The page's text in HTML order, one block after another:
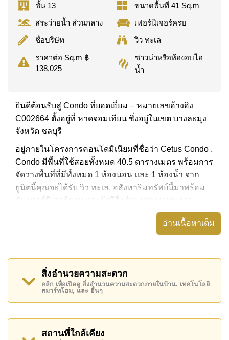
ชั้น 13
ขนาดพื้นที่ 41 Sq.m
สระว่ายน้ำ ส่วนกลาง
เฟอร์นิเจอร์ครบ
ชื่อบริษัท
วิว ทะเล
ราคาต่อ Sq.m ฿
138,025
ซาวน่าหรือห้องอบไอ
น้ำ
ยินดีต้อนรับสู่ Condo ที่ยอดเยี่ยม – หมายเลขอ้างอิง
C002664 ตั้งอยู่ที่ หาดจอมเทียน ซึ่งอยู่ในเขต บางละมุง
จังหวัด ชลบุรี
อยู่ภายในโครงการคอนโดมิเนียมที่ชื่อว่า Cetus Condo .
Condo มีพื้นที่ใช้สอยทั้งหมด 40.5 ตารางเมตร พร้อมการ
จัดวางพื้นที่ที่มีทั้งหมด 1 ห้องนอน และ 1 ห้องน้ำ จาก
ยูนิตนี้คุณจะได้รับ วิว ทะเล. อสังหาริมทรัพย์นี้มาพร้อม
กับ เฟอร์นิเจอร์ครบ และยังมีสิ่งอำนวยความสะดวก
อสังหาริมทรัพย์นี้สามารถใช้ สระว่ายน้ำ ส่วนกลาง ได้
สไลเดอร์, ฟิสเนส, สกายเทอร์เรซ, ห้องเกมส์
สถานที่สำคัญใกล้ Cetus Condo ได้แก่: ติดชายหาด, ไกล้
เคียงรถประจำทาง , ตลาดน้ำสี่ภาคพัทยา, หาดบ้าน
อำเภอ , ฟีนิกซ์ โกลด์, ชีจันทร์ กอล์ฟ รีสอร์ท ,
รพ.กรุงเทพพัทยา, โรงพยาบาลเมืองพัทยา
อสังหาริมทรัพย์นี้มีไว้สำหรับขายในราคา ฿ 5,590,000
อ่านเนื้อหาเต็ม
สิ่งอำนวยความสะดวก
คลิก เพื่อเปิดดู สิ่งอำนวนความสะดวกภายในบ้าน. เทคโนโลยี
สมาร์ทโฮม, และ อื่นๆ
สถานที่ใกล้เคียง